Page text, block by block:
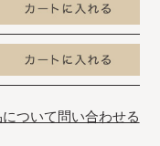
ついて問い合わせる